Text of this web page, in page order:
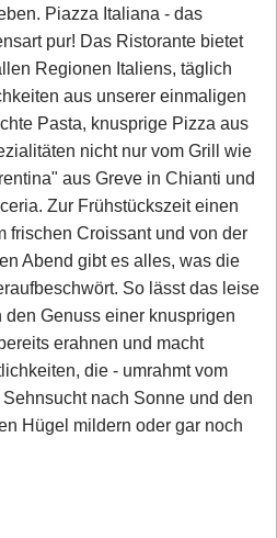
Piazza Italiana - das
pur! Das Ristorante bietet
Regionen Italiens, täglich
aus unserer einmaligen
Pasta, knusprige Pizza aus
nicht nur vom Grill wie
aus Greve in Chianti und
Zur Frühstückszeit einen
frischen Croissant und von der
Abend gibt es alles, was die
So lässt das leise
Genuss einer knusprigen
erahnen und macht
die - umrahmt vom
nach Sonne und den
Hügel mildern oder gar noch